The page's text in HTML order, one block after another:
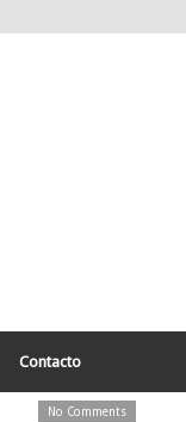
Contacto
No Comments